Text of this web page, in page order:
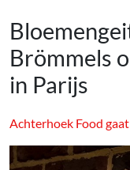
Brömmels
in Parijs
Achterhoek Food